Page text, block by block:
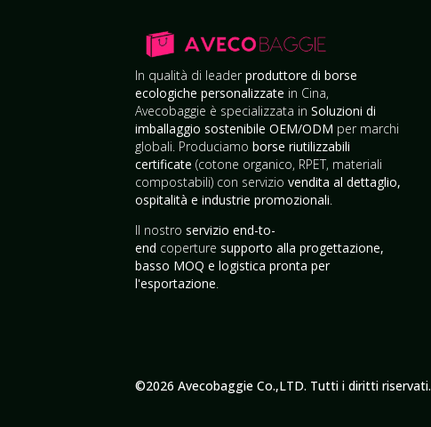
In qualità di leaderproduttore di borse
ecologiche personalizzate in Cina,
Avecobaggie è specializzata in Soluzioni di
imballaggio sostenibile OEM/ODM per marchi
globali. Produciamo borse riutilizzabili
certificate (cotone organico, RPET, materiali
compostabili) con servizio vendita al dettaglio,
ospitalità e industrie promozionali
Il nostro servizio end-to-
end coperture supporto alla progettazione,
basso MOQ e logistica pronta per
l'esportazione
©2026 Avecobaggie Co.,LTD. Tutti i diritti riservati.